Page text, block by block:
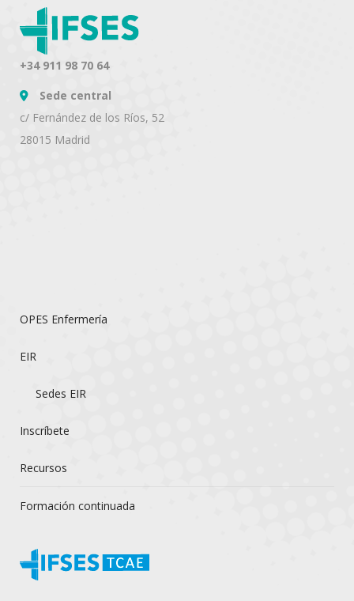
+34 911 98 70 64
Sede central
c/ Fernández de los Ríos, 52
28015 Madrid
OPES Enfermería
EIR
Sedes EIR
Inscríbete
Recursos
Formación continuada